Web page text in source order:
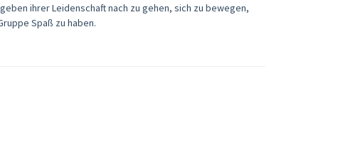
ihrer Leidenschaft nach zu gehen, sich zu bewegen,
Spaß zu haben.